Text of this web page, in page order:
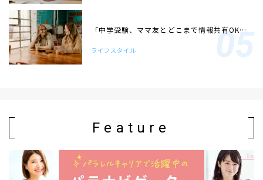
「中学受験、ママ友とどこまで情報共有OK…
ライフスタイル
Feature